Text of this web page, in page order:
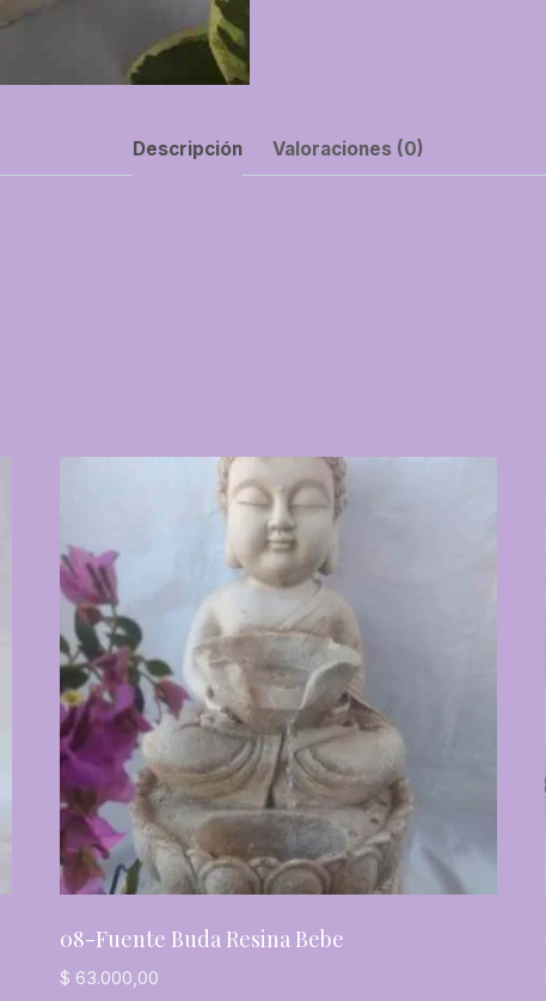
Descripción Valoraciones (0)
08-Fuente Buda Resina Bebe
$ 63.000,00